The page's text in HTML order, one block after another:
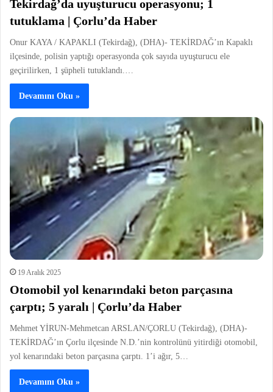
Tekirdağ’da uyuşturucu operasyonu; 1
tutuklama | Çorlu’da Haber
Onur KAYA / KAPAKLI (Tekirdağ), (DHA)- TEKİRDAĞ’ın Kapaklı
ilçesinde, polisin yaptığı operasyonda çok sayıda uyuşturucu ele
geçirilirken, 1 şüpheli tutuklandı.…
Devamını Oku »
19 Aralık 2025
Otomobil yol kenarındaki beton parçasına
çarptı; 5 yaralı | Çorlu’da Haber
Mehmet YİRUN-Mehmetcan ARSLAN/ÇORLU (Tekirdağ), (DHA)-
TEKİRDAĞ’ın Çorlu ilçesinde N.D.’nin kontrolünü yitirdiği otomobil,
yol kenarındaki beton parçasına çarptı. 1’i ağır, 5…
Devamını Oku »